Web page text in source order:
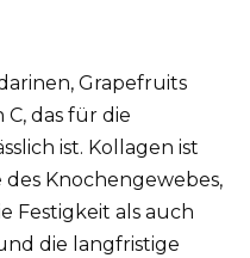
Grapefruits
das für die
ist. Kollagen ist
Knochengewebes,
Festigkeit als auch
die langfristige